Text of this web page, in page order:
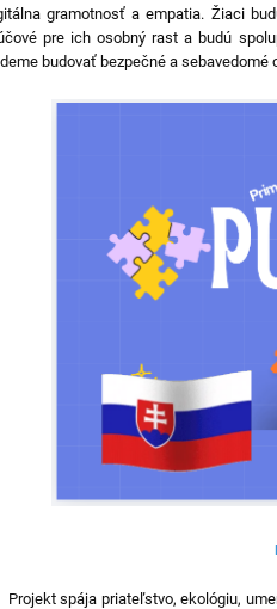
gramotnosť a empatia. Žiaci
pre ich osobný rast a budú
budovať bezpečné a
spája priateľstvo, ekológiu,